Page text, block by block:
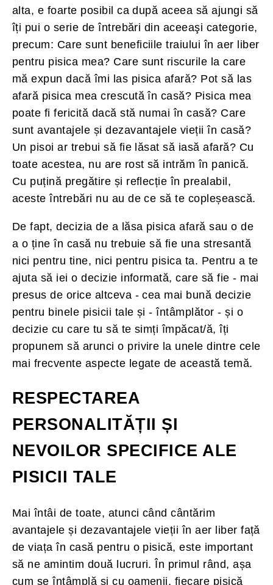
alta, e foarte posibil ca după aceea să ajungi să
îți pui o serie de întrebări din aceeaşi categorie,
precum: Care sunt beneficiile traiului în aer liber
pentru pisica mea? Care sunt riscurile la care
mă expun dacă îmi las pisica afară? Pot să las
afară pisica mea crescută în casă? Pisica mea
poate fi fericită dacă stă numai în casă? Care
sunt avantajele și dezavantajele vieții în casă?
Un pisoi ar trebui să fie lăsat să iasă afară? Cu
toate acestea, nu are rost să intrăm în panică.
Cu puțină pregătire și reflecție în prealabil,
aceste întrebări nu au de ce să te copleșească.
De fapt, decizia de a lăsa pisica afară sau o de
a o ține în casă nu trebuie să fie una stresantă
nici pentru tine, nici pentru pisica ta. Pentru a te
ajuta să iei o decizie informată, care să fie - mai
presus de orice altceva - cea mai bună decizie
pentru binele pisicii tale și - întâmplător - și o
decizie cu care tu să te simți împăcat/ă, îți
propunem să arunci o privire la unele dintre cele
mai frecvente aspecte legate de această temă.
RESPECTAREA
PERSONALITĂȚII ȘI
NEVOILOR SPECIFICE ALE
PISICII TALE
Mai întâi de toate, atunci când cântărim
avantajele și dezavantajele vieții în aer liber față
de viața în casă pentru o pisică, este important
să ne amintim două lucruri. În primul rând, așa
cum se întâmplă și cu oamenii, fiecare pisică